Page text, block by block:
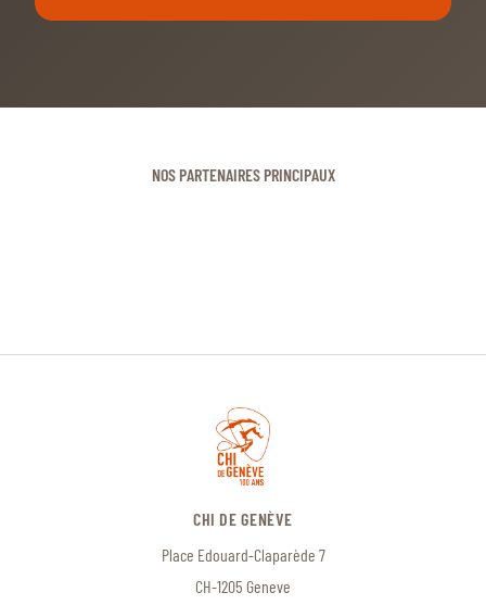
NOS PARTENAIRES PRINCIPAUX
CHI DE GENÈVE
Place Edouard-Claparède 7
CH-1205 Geneve